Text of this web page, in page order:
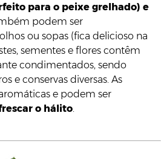
para o peixe grelhado) e
podem ser
ou sopas (fica delicioso na
sementes e flores contêm
condimentados, sendo
e conservas diversas. As
e podem ser
o hálito.